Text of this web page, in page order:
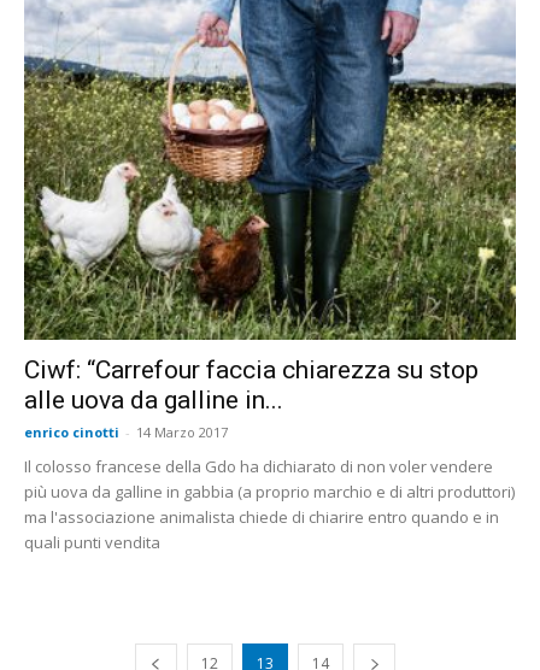
Ciwf: “Carrefour faccia chiarezza su stop
alle uova da galline in...
enrico cinotti - 14 Marzo 2017
Il colosso francese della Gdo ha dichiarato di non voler vendere
più uova da galline in gabbia (a proprio marchio e di altri produttori)
ma l'associazione animalista chiede di chiarire entro quando e in
quali punti vendita
12 13 14